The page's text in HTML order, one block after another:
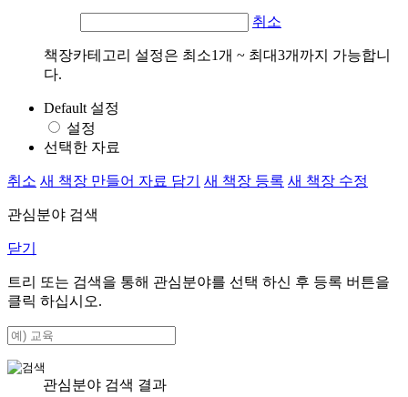
취소
책장카테고리 설정은 최소1개 ~ 최대3개까지 가능합니
다.
Default 설정
설정
선택한 자료
취소 새 책장 만들어 자료 담기 새 책장 등록 새 책장 수정
관심분야 검색
닫기
트리 또는 검색을 통해 관심분야를 선택 하신 후 등록 버튼을
클릭 하십시오.
관심분야 검색 결과